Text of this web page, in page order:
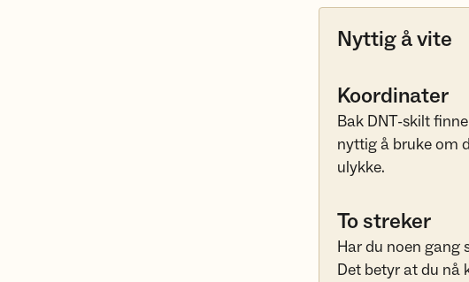
Nyttig å vite
Koordinater
Bak DNT-skilt
nyttig å bruke om
ulykke.
To streker
Har du noen gang
Det betyr at du nå